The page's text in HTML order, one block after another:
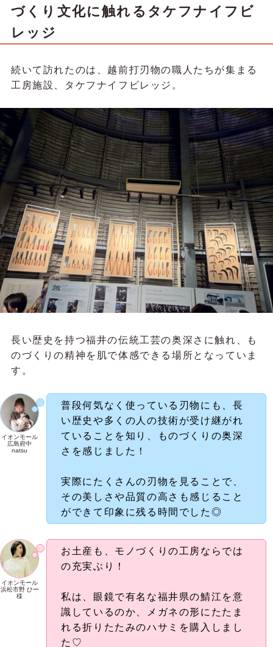
イオンモール
浜松市野 ひー
様
初めての試みだったので「イマイチだ
ったらどうしよう…」と不安でした
が、お客様がたくさんの意見や提案を
してくださって、何より「一緒にツア
ってくださっていることが伝わり、感
謝と感謝で途中泣きそうになったのは
お客様の声が一番大切だと改めて思っ
たので、次回のファンミーティングバ
スツアーはもっと進化しているか
も！？
今後のファンミーティングやブランドの未来につい
て、お客様の生の声をスタッフが直接伺える、とて
も貴重で有意義な時間となりました♬
職人技の美しさに感動！福井のもの
づくり文化に触れるタケフナイフビ
レッジ
続いて訪れたのは、越前打刃物の職人たちが集まる